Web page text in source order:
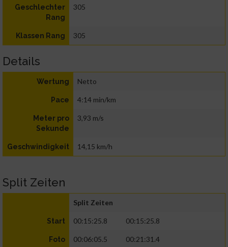
Geschlechter
Rang
305
Klassen Rang 305
Details
Wertung Netto
Pace 4:14 min/km
Meter pro
Sekunde
3,93 m/s
Geschwindigkeit 14,15 km/h
Split Zeiten
Split Zeiten
Start 00:15:25.8 00:15:25.8
Foto 00:06:05.5 00:21:31.4